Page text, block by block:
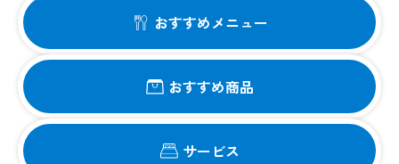
おすすめメニュー
おすすめ商品
サービス